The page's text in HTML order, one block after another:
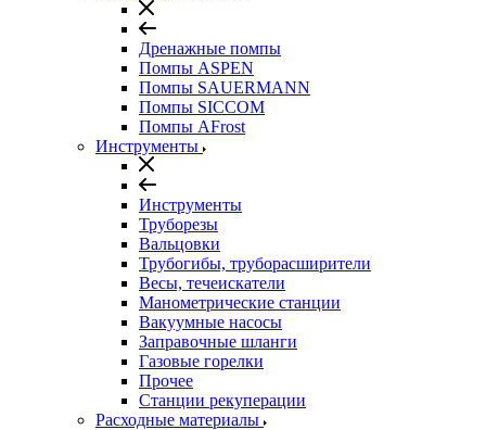
Дренажные помпы
Помпы ASPEN
Помпы SAUERMANN
Помпы SICCOM
Помпы AFrost
Инструменты
Инструменты
Труборезы
Вальцовки
Трубогибы, труборасширители
Весы, течеискатели
Манометрические станции
Вакуумные насосы
Заправочные шланги
Газовые горелки
Прочее
Станции рекуперации
Расходные материалы